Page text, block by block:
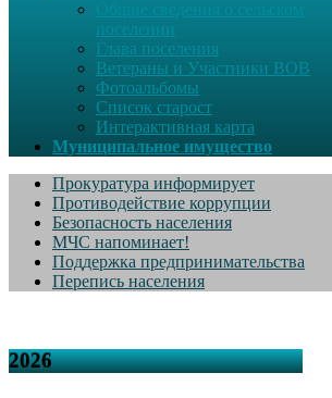
поселении
Глава поселения
Ветераны и Участники ВОВ
Фотоальбомы
Список старост
Интерактивная карта
Муниципальное имущество
Прокуратура информирует
Противодействие коррупции
Безопасность населения
МЧС напоминает!
Поддержка предпринимательства
Перепись населения
2026